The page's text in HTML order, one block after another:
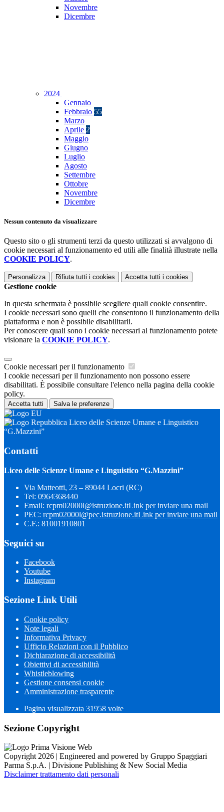
Novembre
Dicembre
2024
Gennaio
Febbraio 55
Marzo
Aprile 2
Maggio
Giugno
Luglio
Agosto
Settembre
Ottobre
Novembre
Dicembre
Nessun contenuto da visualizzare
Questo sito o gli strumenti terzi da questo utilizzati si avvalgono di
cookie necessari al funzionamento ed utili alle finalità illustrate nella
COOKIE POLICY.
Personalizza Rifiuta tutti i cookies Accetta tutti i cookies
Gestione cookie
In questa schermata è possibile scegliere quali cookie consentire.
I cookie necessari sono quelli che consentono il funzionamento della
piattaforma e non è possibile disabilitarli.
Per conoscere quali sono i cookie necessari al funzionamento potete
visionare la COOKIE POLICY.
Cookie necessari per il funzionamento
I cookie necessari per il funzionamento non possono essere
disabilitati. È possibile consultare l'elenco nella pagina della cookie
policy.
Accetta tutti Salva le preferenze
Liceo delle Scienze Umane e Linguistico
“G.Mazzini”
Contatti
Liceo delle Scienze Umane e Linguistico “G.Mazzini”
Via Matteotti, 23 – 89044 Locri (RC)
Tel: 0964368440
Email: rcpm02000l@istruzione.itLink per inviare una mail
PEC: rcpm02000l@pec.istruzione.itLink per inviare una mail
C.F.: 81001910801
Seguici su
Facebook
Youtube
Instagram
Sezione Link Utili
Cookie policy
Note legali
Informativa Privacy
Ufficio Relazioni con il Pubblico
Dichiarazione di accessibilità
Obiettivi di accessibilità
Whistleblowing
Gestione consensi cookie
Amministrazione trasparente
Pagina visualizzata 31958 volte
Sezione Copyright
Copyright 2026 | Engineered and powered by Gruppo Spaggiari
Parma S.p.A. | Divisione Publishing & New Social Media
Disclaimer trattamento dati personali